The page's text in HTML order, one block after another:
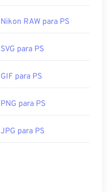
Nikon RAW para PS
SVG para PS
GIF para PS
PNG para PS
JPG para PS